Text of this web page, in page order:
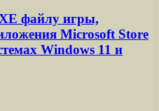
файлу игры,
Microsoft Store
Windows 11 и